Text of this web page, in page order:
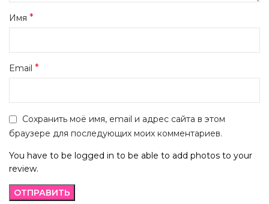
Имя *
Email *
Сохранить моё имя, email и адрес сайта в этом
браузере для последующих моих комментариев.
You have to be logged in to be able to add photos to your
review.